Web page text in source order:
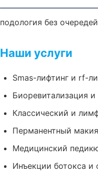
подология без
Наши услуги
Smas-лифтинг и rf-
Биоревитализация
Классический и
Перманентный
Медицинский
Инъекции ботокса и